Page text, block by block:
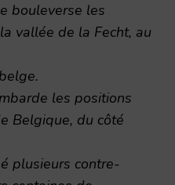
bouleverse les
vallée de la Fecht, au
les positions
Belgique, du côté
plusieurs contre-